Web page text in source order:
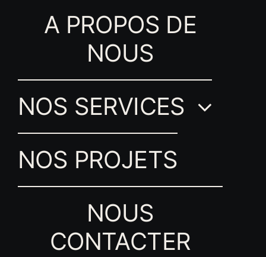
A PROPOS DE
NOUS
NOS SERVICES
NOS PROJETS
NOUS
CONTACTER